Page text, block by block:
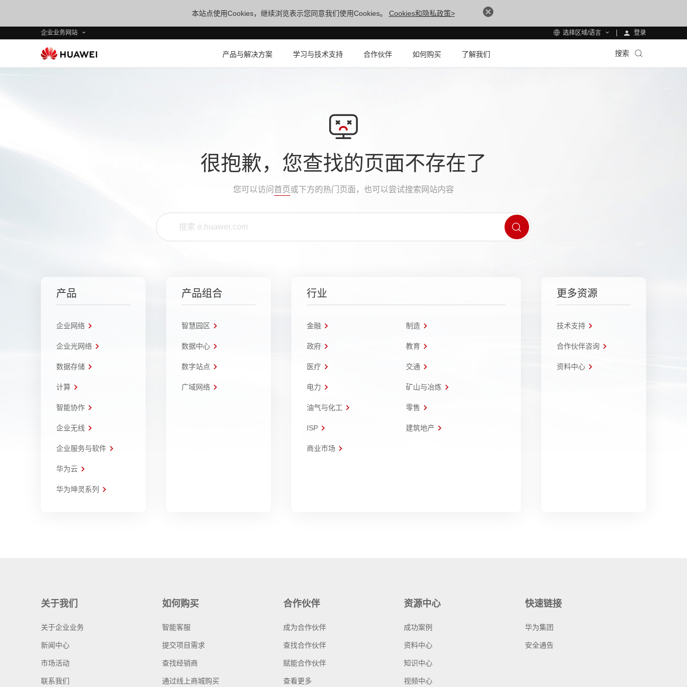
本站点使用Cookies，继续浏览表示您同意我们使用Cookies。 Cookies和隐私政策>
企业业务网站 选择区域/语言 登录
产品与解决方案 学习与技术支持 合作伙伴 如何购买 了解我们 搜索
很抱歉，您查找的页面不存在了
您可以访问 首页或下方的热门页面，也可以尝试搜索网站内容
产品
企业网络
企业光网络
数据存储
计算
智能协作
企业无线
企业服务与软件
华为云
华为坤灵系列
产品组合
智慧园区
数据中心
数字站点
广域网络
行业
金融 制造
政府 教育
医疗 交通
电力 矿山与冶炼
油气与化工 零售
ISP 建筑地产
商业市场
更多资源
技术支持
合作伙伴咨询
资料中心
关于我们
关于企业业务
新闻中心
市场活动
联系我们
如何购买
智能客服
提交项目需求
查找经销商
通过线上商城购买
合作伙伴
成为合作伙伴
查找合作伙伴
赋能合作伙伴
查看更多
资源中心
成功案例
资料中心
知识中心
视频中心
快速链接
华为集团
安全通告